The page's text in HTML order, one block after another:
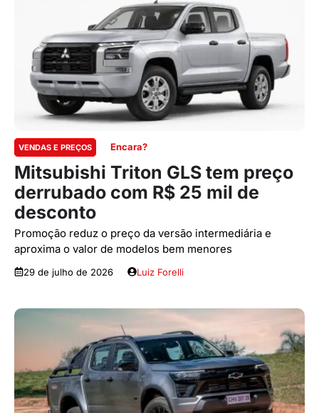
VENDAS E PREÇOS Encara?
Mitsubishi Triton GLS tem preço
derrubado com R$ 25 mil de
desconto
Promoção reduz o preço da versão intermediária e
aproxima o valor de modelos bem menores
29 de julho de 2026 Luiz Forelli